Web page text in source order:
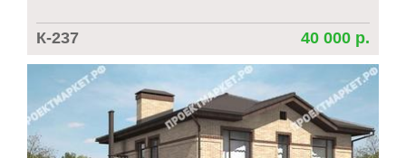
К-237 40 000 р.